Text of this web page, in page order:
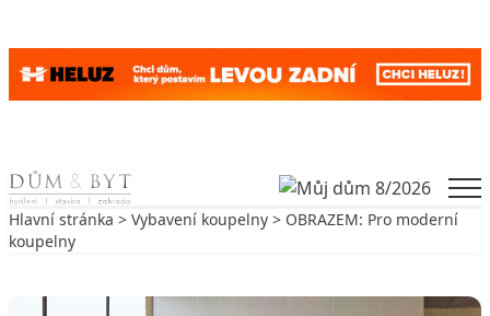
Skip to content
Hlavní stránka > Vybavení koupelny > OBRAZEM: Pro moderní
koupelny